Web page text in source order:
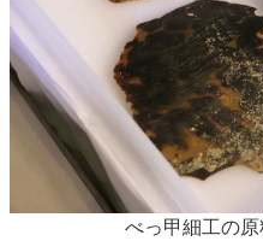
べっ甲細工の